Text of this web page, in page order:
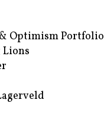
Optimism Portfolio
Lions